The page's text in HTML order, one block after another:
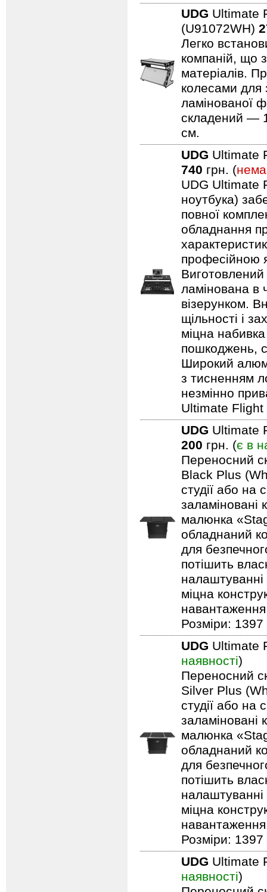
UDG Ultimate
(U91072WH)
Легко
компаній, що
матеріалів.
колесами для
ламінованої
складений —
см.
UDG Ultimate
740 грн. (
UDG Ultimate
ноутбука)
повної
обладнання
професійною
ламінована в
візерунком.
щільності і
міцна
пошкоджень,
Широкий
з тисненням
незмінно
Ultimate
UDG Ultimate
200 грн. (є в
Переносний
Black Plus
студії або на
заламіновані
малюнка
обладнаний
для
потішить
міцна
Розміри:
UDG Ultimate
наявності)
Переносний
Silver Plus
студії або на
заламіновані
малюнка
обладнаний
для
потішить
міцна
Розміри:
UDG Ultimate
наявності)